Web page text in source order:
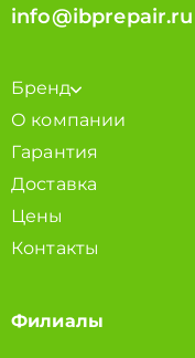
info@ibprepair.ru
Бренд
О компании
Гарантия
Доставка
Цены
Контакты
Филиалы